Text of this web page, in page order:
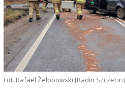
Fot. Rafael Żełobowski [Radio Szczecin]